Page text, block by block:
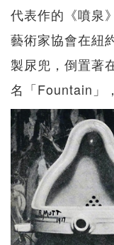
代表作的《噴泉
藝術家協會在紐
製尿兜，倒置著
名「Fountain」